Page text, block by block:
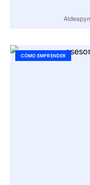
CÓMO EMPRENDER